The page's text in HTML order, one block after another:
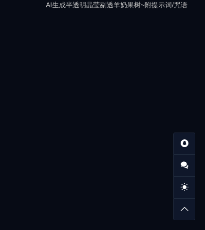
AI生成半透明晶莹剔透羊奶果树~附提示词/咒语